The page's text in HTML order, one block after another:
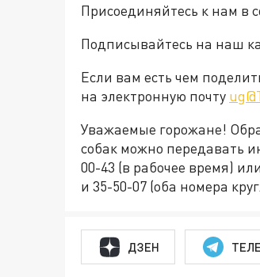
Присоединяйтесь к нам в
Подписывайтесь на наш
Если вам есть чем
на электронную почту
Уважаемые горожане!
собак можно передавать
00-43 (в рабочее время)
и 35-50-07 (оба номера
ДЗЕН